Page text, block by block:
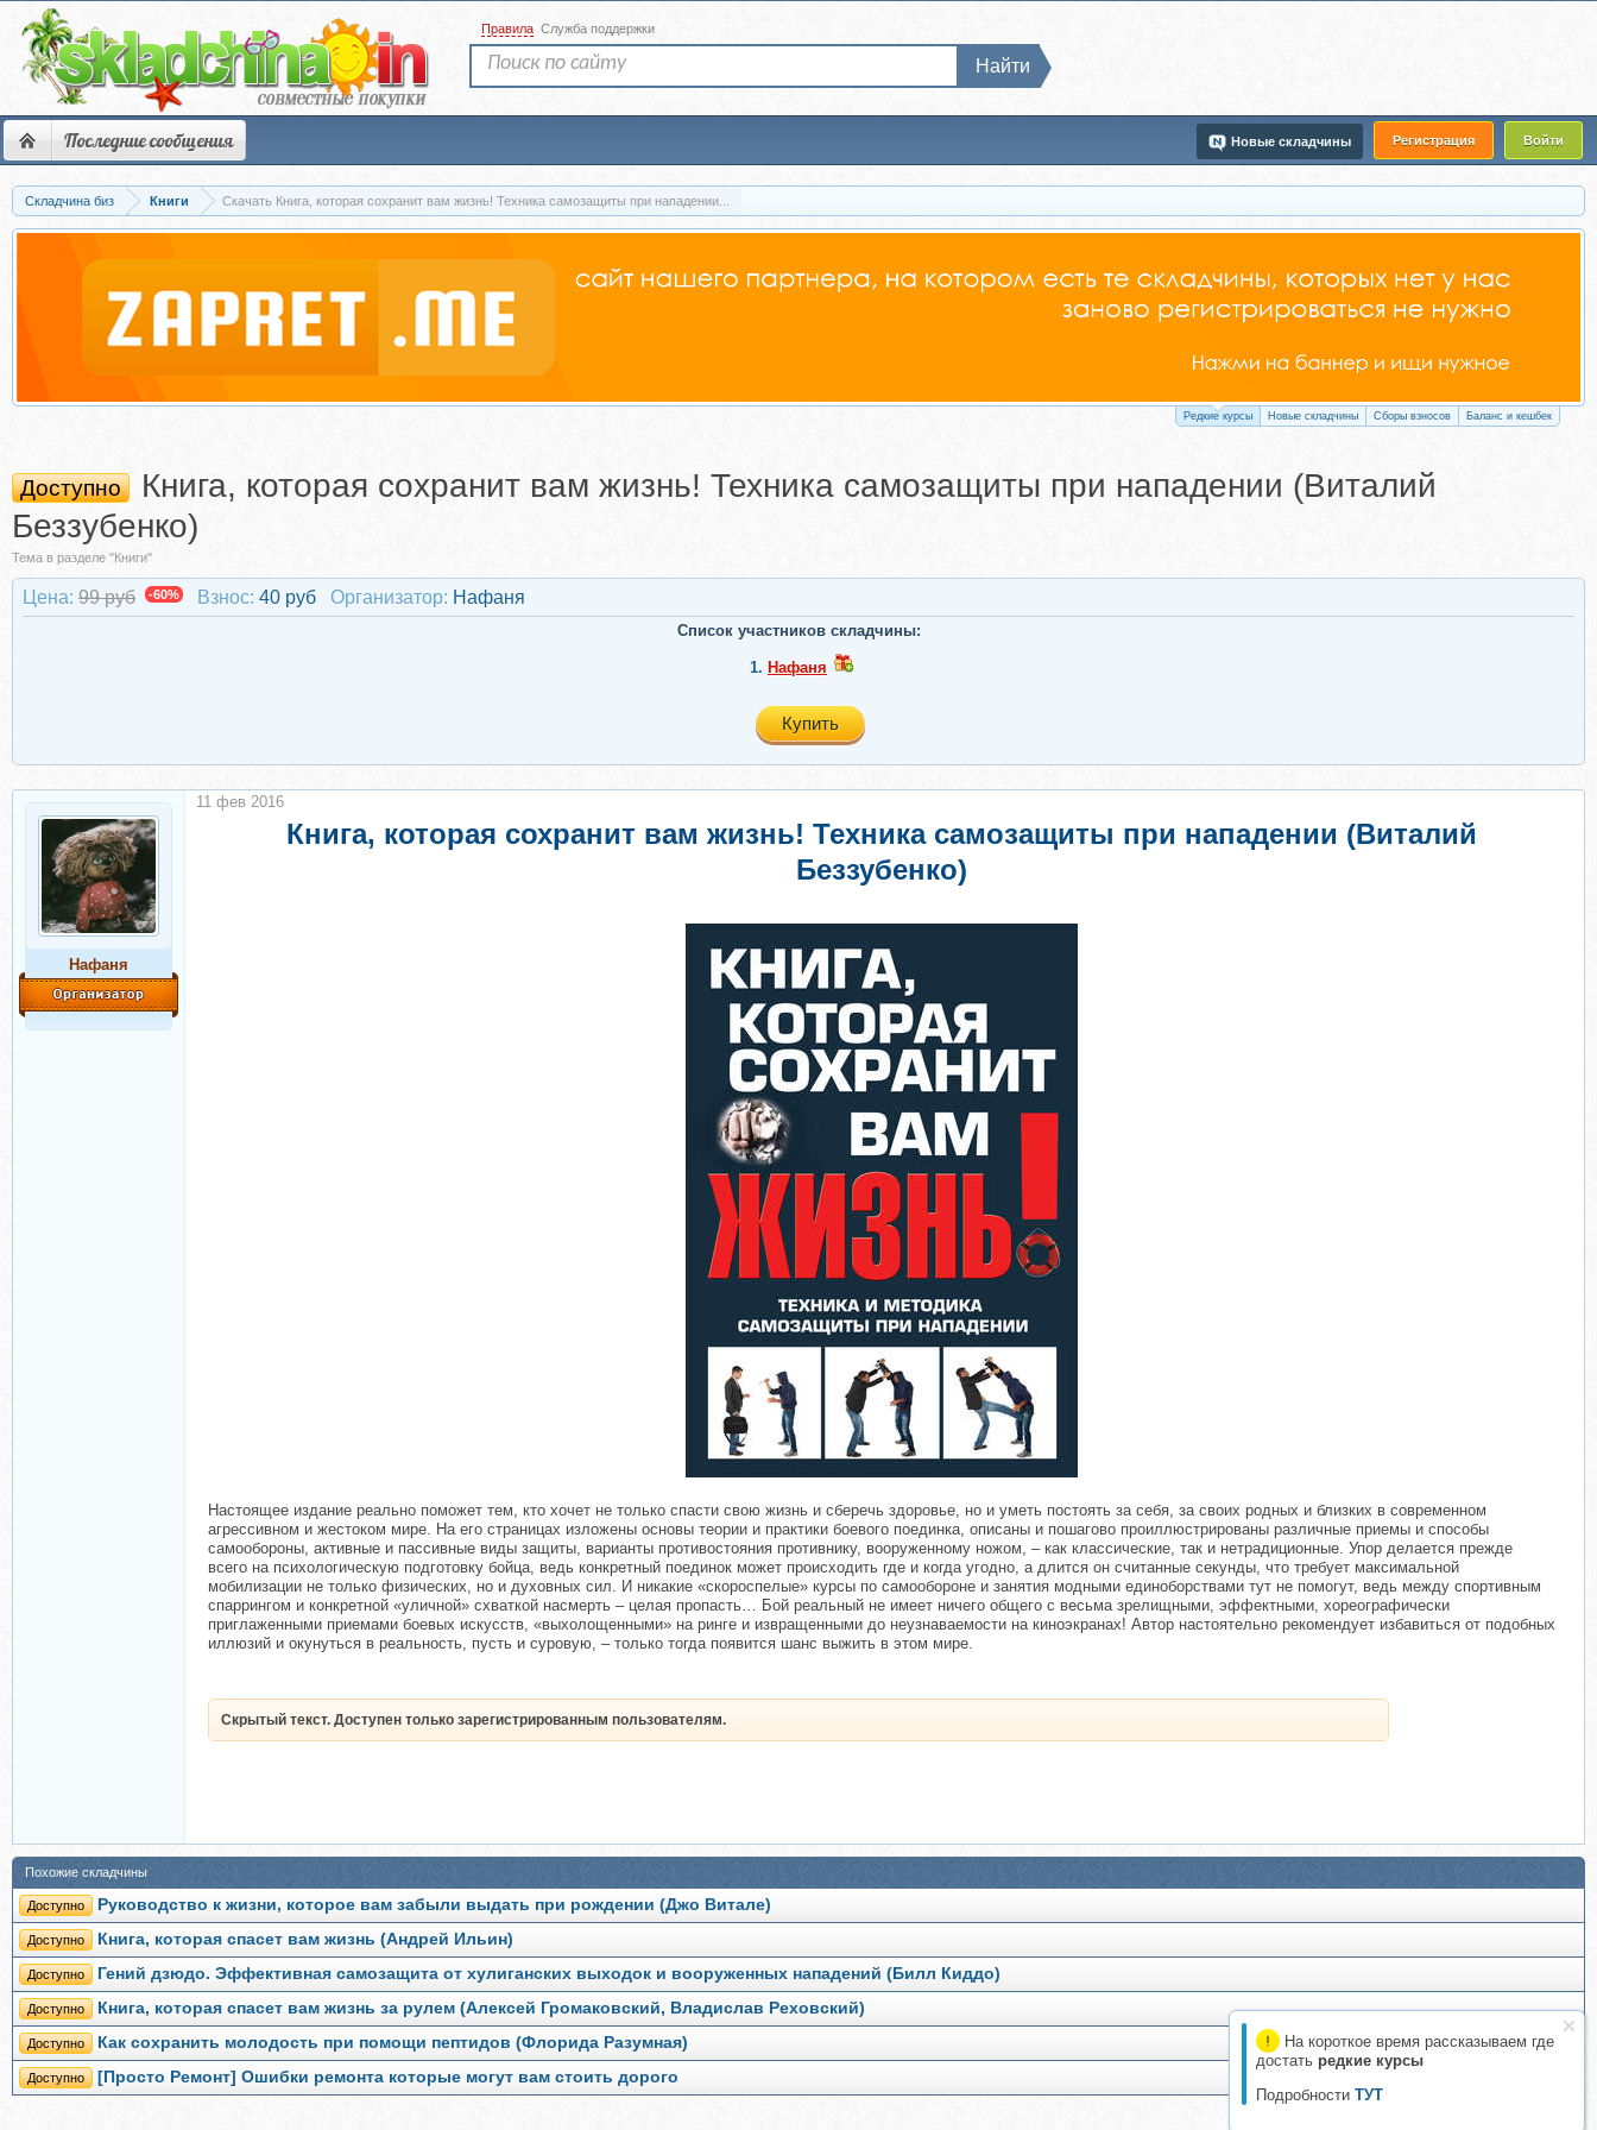
Последние сообщения Регистрация Войти
Новые складчины
Правила Служба поддержки
Найти
Складчина биз Книги Скачать Книга, которая сохранит вам жизнь! Техника самозащиты при нападении...
Редкие курсы Новые складчины Сборы взносов Баланс и кешбек
На короткое время рассказываем где
достать редкие курсы
Подробности ТУТ
Доступно
Книга, которая сохранит вам жизнь! Техника самозащиты при нападении (Виталий
Беззубенко)
Тема в разделе "Книги"
Цена: 99 руб -60% Взнос: 40 руб Организатор: Нафаня
Список участников складчины:
1. Нафаня
Купить
Нафаня
Книга, которая сохранит вам жизнь! Техника самозащиты при нападении (Виталий
Беззубенко)
Настоящее издание реально поможет тем, кто хочет не только спасти свою жизнь и сберечь здоровье, но и уметь постоять за себя, за своих родных и близких в современном
агрессивном и жестоком мире. На его страницах изложены основы теории и практики боевого поединка, описаны и пошагово проиллюстрированы различные приемы и способы
самообороны, активные и пассивные виды защиты, варианты противостояния противнику, вооруженному ножом, – как классические, так и нетрадиционные. Упор делается прежде
всего на психологическую подготовку бойца, ведь конкретный поединок может происходить где и когда угодно, а длится он считанные секунды, что требует максимальной
мобилизации не только физических, но и духовных сил. И никакие «скороспелые» курсы по самообороне и занятия модными единоборствами тут не помогут, ведь между спортивным
спаррингом и конкретной «уличной» схваткой насмерть – целая пропасть… Бой реальный не имеет ничего общего с весьма зрелищными, эффектными, хореографически
приглаженными приемами боевых искусств, «выхолощенными» на ринге и извращенными до неузнаваемости на киноэкранах! Автор настоятельно рекомендует избавиться от подобных
иллюзий и окунуться в реальность, пусть и суровую, – только тогда появится шанс выжить в этом мире.
Скрытый текст. Доступен только зарегистрированным пользователям.
11 фев 2016
Похожие складчины
Доступно Руководство к жизни, которое вам забыли выдать при рождении (Джо Витале)
Доступно Книга, которая спасет вам жизнь (Андрей Ильин)
Доступно Гений дзюдо. Эффективная самозащита от хулиганских выходок и вооруженных нападений (Билл Киддо)
Доступно Книга, которая спасет вам жизнь за рулем (Алексей Громаковский, Владислав Реховский)
Доступно Как сохранить молодость при помощи пептидов (Флорида Разумная)
Доступно [Просто Ремонт] Ошибки ремонта которые могут вам стоить дорого